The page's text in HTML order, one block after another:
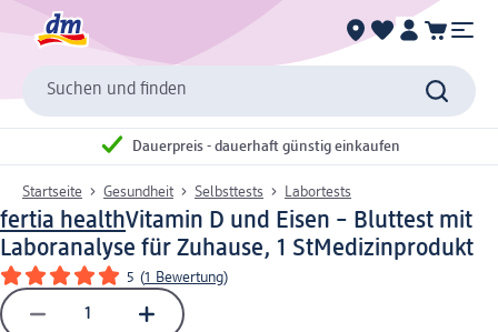
Suchen und finden
Dauerpreis - dauerhaft günstig einkaufen
Startseite Gesundheit Selbsttests Labortests
fertia healthVitamin D und Eisen – Bluttest mit
Laboranalyse für Zuhause, 1 StMedizinprodukt
5 (1 Bewertung)